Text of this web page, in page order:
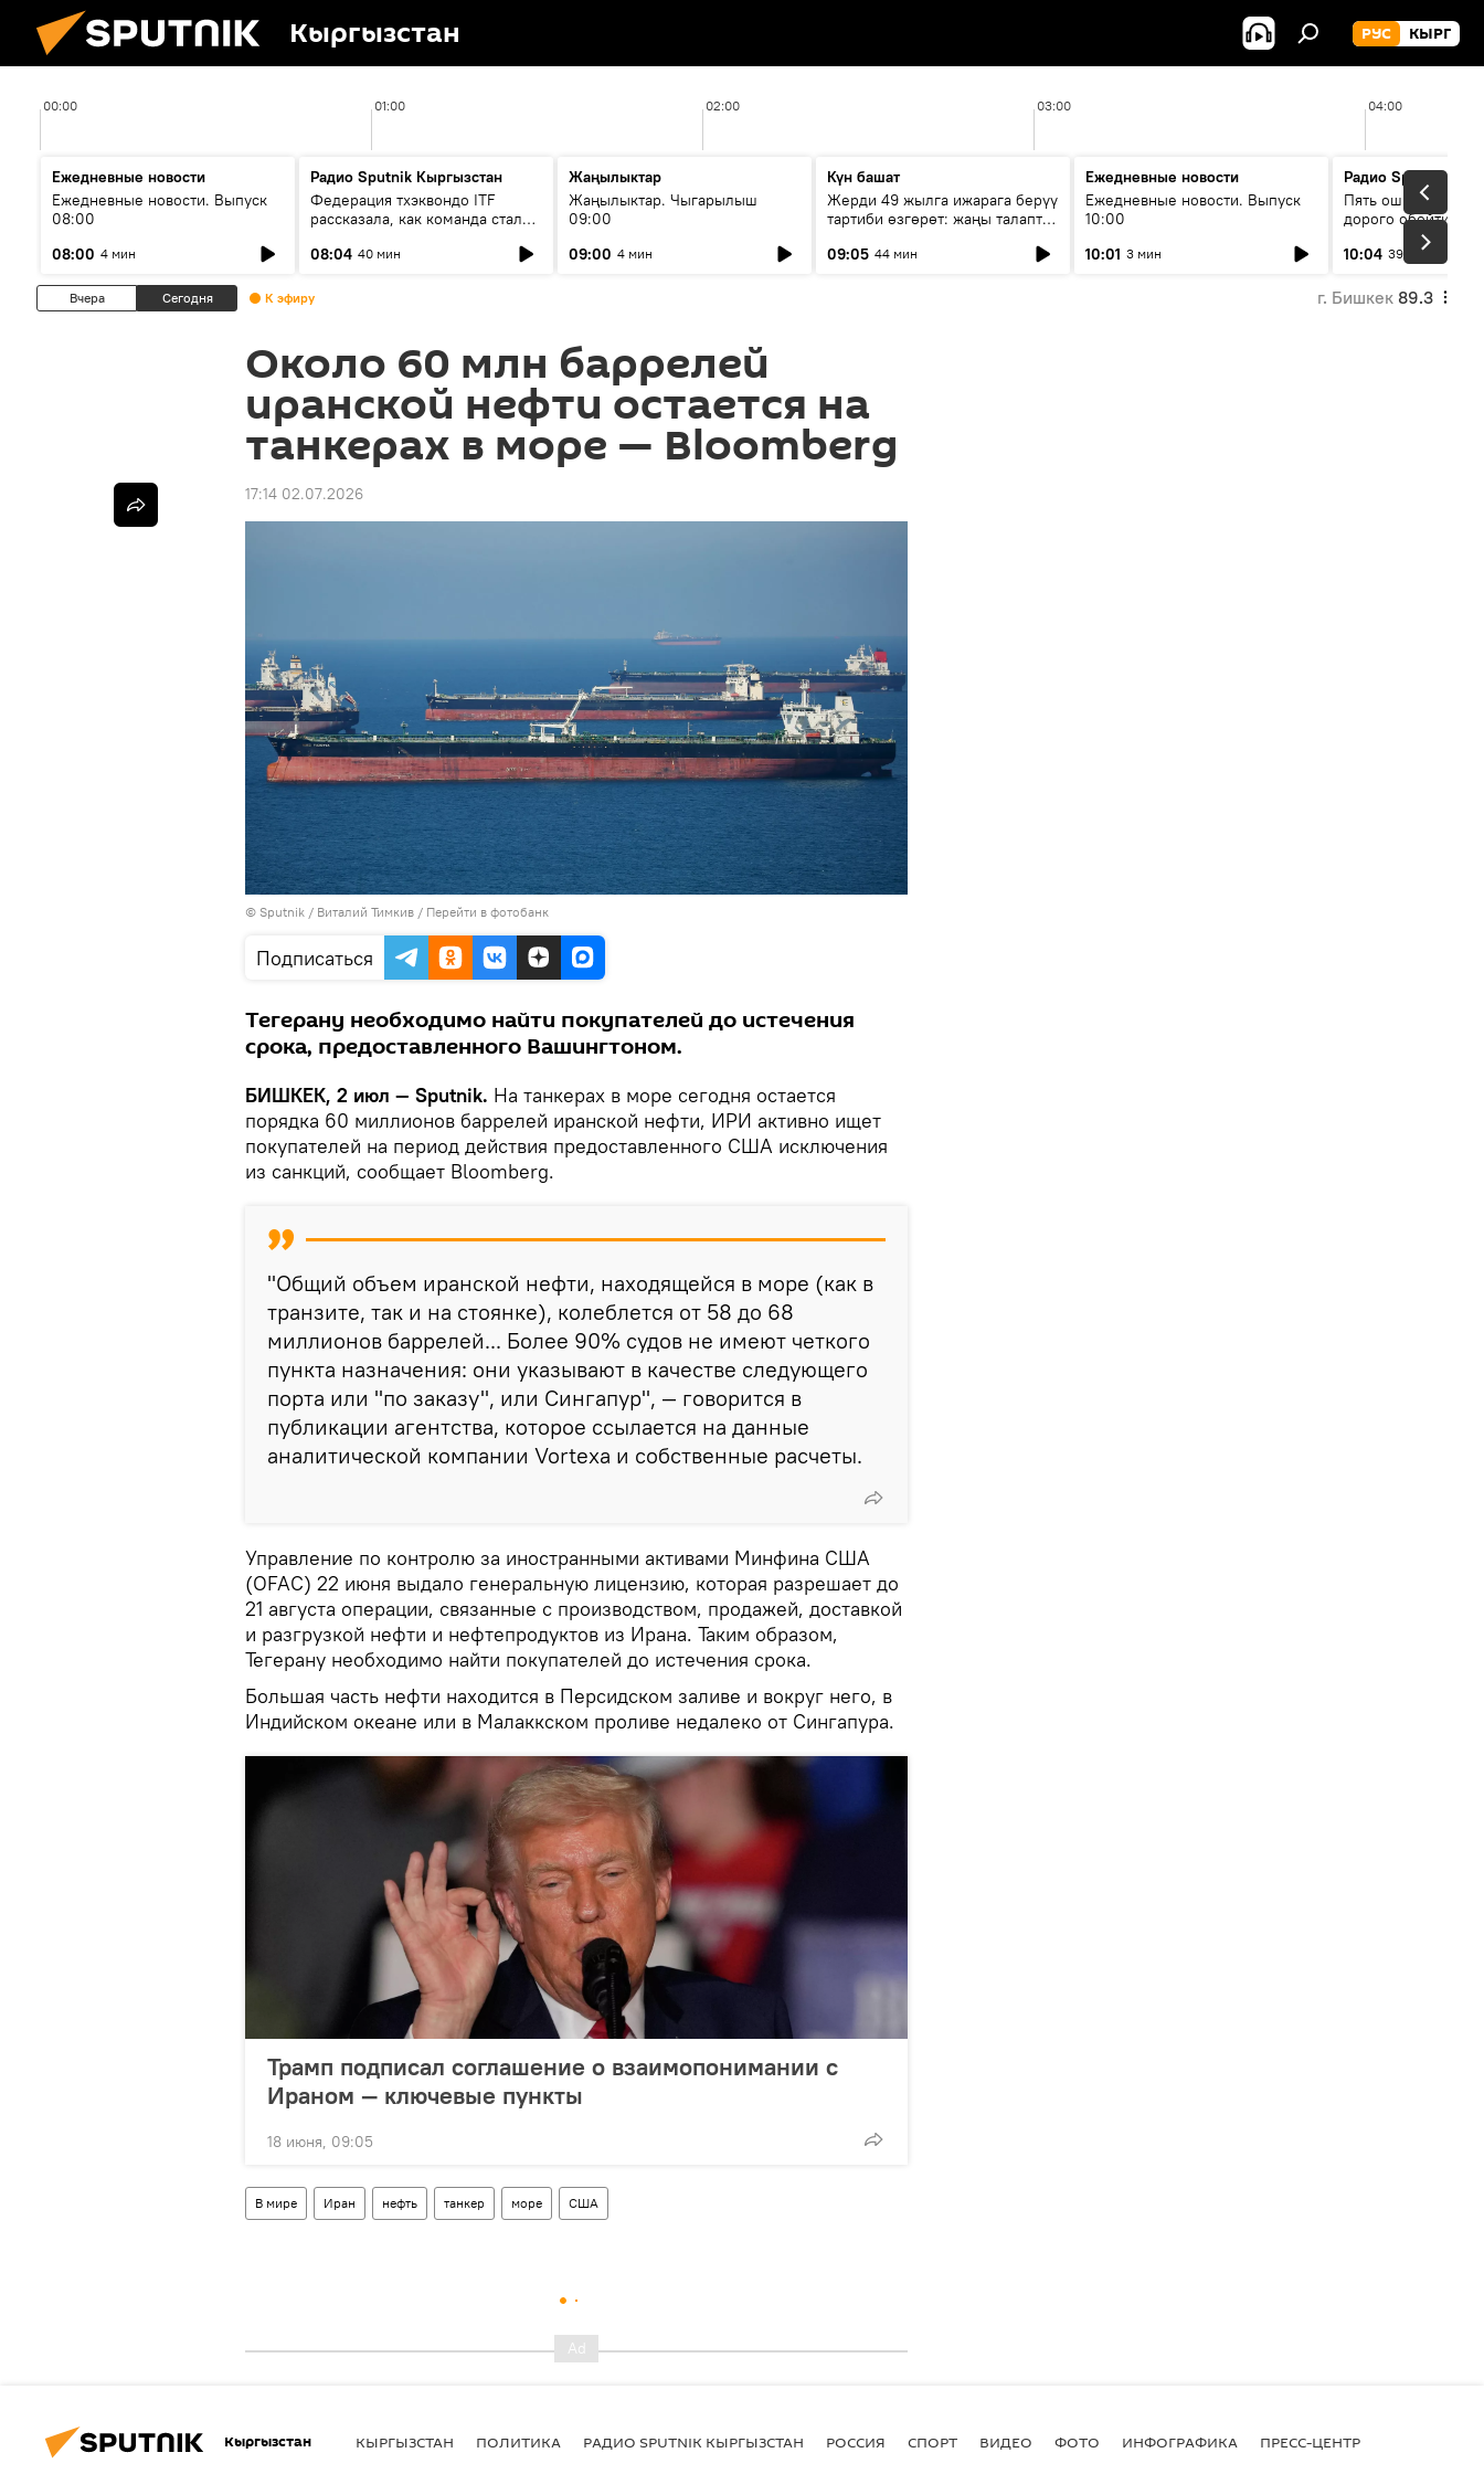
Кыргызстан РУС КЫРГ
00:00 01:00 02:00 03:00 04:00
Ежедневные новости
Ежедневные новости. Выпуск
08:00
08:00 4 мин
Радио Sputnik Кыргызстан
Федерация тхэквондо ITF
рассказала, как команда стала
08:04 40 мин
Жаңылыктар
Жаңылыктар. Чыгарылыш
09:00
09:00 4 мин
Күн башат
Жерди 49 жылга ижарага берүү
тартиби өзгөрөт: жаңы талаптар
09:05 44 мин
Ежедневные новости
Ежедневные новости. Выпуск
10:00
10:01 3 мин
Радио Sputnik
Пять ошибок
дорого обойтись
10:04 39 мин
Вчера Сегодня К эфиру г. Бишкек 89.3
Около 60 млн баррелей
иранской нефти остается на
танкерах в море — Bloomberg
17:14 02.07.2026
© Sputnik / Виталий Тимкив / Перейти в фотобанк
Подписаться
Тегерану необходимо найти покупателей до истечения
срока, предоставленного Вашингтоном.
БИШКЕК, 2 июл — Sputnik. На танкерах в море сегодня остается
порядка 60 миллионов баррелей иранской нефти, ИРИ активно ищет
покупателей на период действия предоставленного США исключения
из санкций, сообщает Bloomberg.
"Общий объем иранской нефти, находящейся в море (как в
транзите, так и на стоянке), колеблется от 58 до 68
миллионов баррелей... Более 90% судов не имеют четкого
пункта назначения: они указывают в качестве следующего
порта или "по заказу", или Сингапур", — говорится в
публикации агентства, которое ссылается на данные
аналитической компании Vortexa и собственные расчеты.
Управление по контролю за иностранными активами Минфина США
(OFAC) 22 июня выдало генеральную лицензию, которая разрешает до
21 августа операции, связанные с производством, продажей, доставкой
и разгрузкой нефти и нефтепродуктов из Ирана. Таким образом,
Тегерану необходимо найти покупателей до истечения срока.
Большая часть нефти находится в Персидском заливе и вокруг него, в
Индийском океане или в Малаккском проливе недалеко от Сингапура.
Трамп подписал соглашение о взаимопонимании с
Ираном — ключевые пункты
18 июня, 09:05
В мире Иран нефть танкер море США
Кыргызстан КЫРГЫЗСТАН ПОЛИТИКА РАДИО SPUTNIK КЫРГЫЗСТАН РОССИЯ СПОРТ ВИДЕО ФОТО ИНФОГРАФИКА ПРЕСС-ЦЕНТР